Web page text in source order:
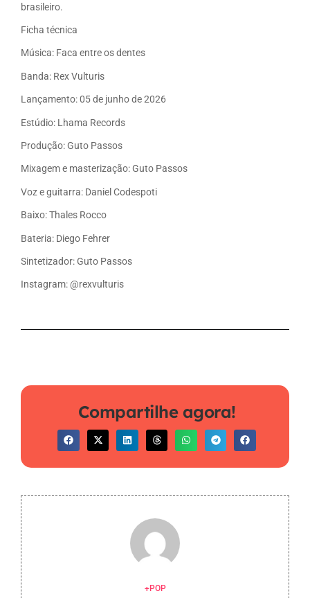
brasileiro.
Ficha técnica
Música: Faca entre os dentes
Banda: Rex Vulturis
Lançamento: 05 de junho de 2026
Estúdio: Lhama Records
Produção: Guto Passos
Mixagem e masterização: Guto Passos
Voz e guitarra: Daniel Codespoti
Baixo: Thales Rocco
Bateria: Diego Fehrer
Sintetizador: Guto Passos
Instagram: @rexvulturis
Compartilhe agora!
+POP